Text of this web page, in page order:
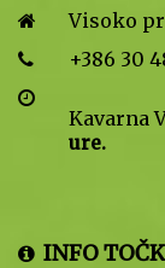
Visoko
+386 30
Kavarna
ure.
INFO